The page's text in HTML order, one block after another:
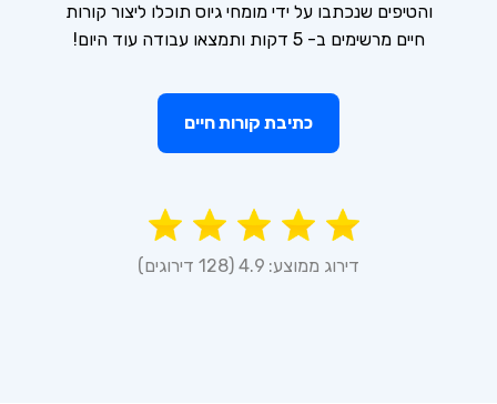
והטיפים שנכתבו על ידי מומחי גיוס תוכלו ליצור קורות
חיים מרשימים ב- 5 דקות ותמצאו עבודה עוד היום!
כתיבת קורות חיים
דירוג ממוצע: 4.9 (128 דירוגים)